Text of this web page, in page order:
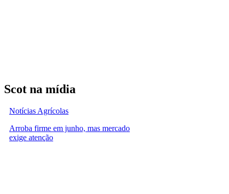
Scot na mídia
Notícias Agrícolas
Arroba firme em junho, mas mercado
exige atenção